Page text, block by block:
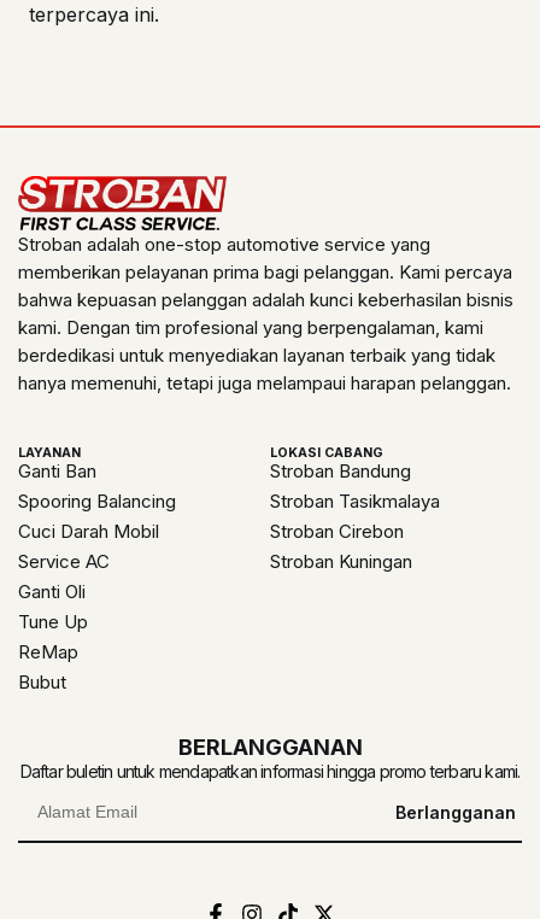
terpercaya ini.
Stroban adalah one-stop automotive service yang
memberikan pelayanan prima bagi pelanggan. Kami percaya
bahwa kepuasan pelanggan adalah kunci keberhasilan bisnis
kami. Dengan tim profesional yang berpengalaman, kami
berdedikasi untuk menyediakan layanan terbaik yang tidak
hanya memenuhi, tetapi juga melampaui harapan pelanggan.
LAYANAN
Ganti Ban
Spooring Balancing
Cuci Darah Mobil
Service AC
Ganti Oli
Tune Up
ReMap
Bubut
LOKASI CABANG
Stroban Bandung
Stroban Tasikmalaya
Stroban Cirebon
Stroban Kuningan
BERLANGGANAN
Daftar buletin untuk mendapatkan informasi hingga promo terbaru kami.
Berlangganan